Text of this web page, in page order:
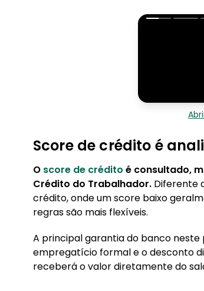
Score de crédito é
O score de crédito é consultado,
Crédito do Trabalhador. Diferente
crédito, onde um score baixo
regras são mais flexíveis.
A principal garantia do banco
empregatício formal e o desconto
receberá o valor diretamente do